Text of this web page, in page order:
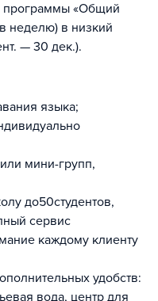
программы «Общий
неделю) в низкий
— 30 дек.).
языка;
мини-групп,
до50студентов,
сервис
каждому клиенту
удобств:
вода, центр для